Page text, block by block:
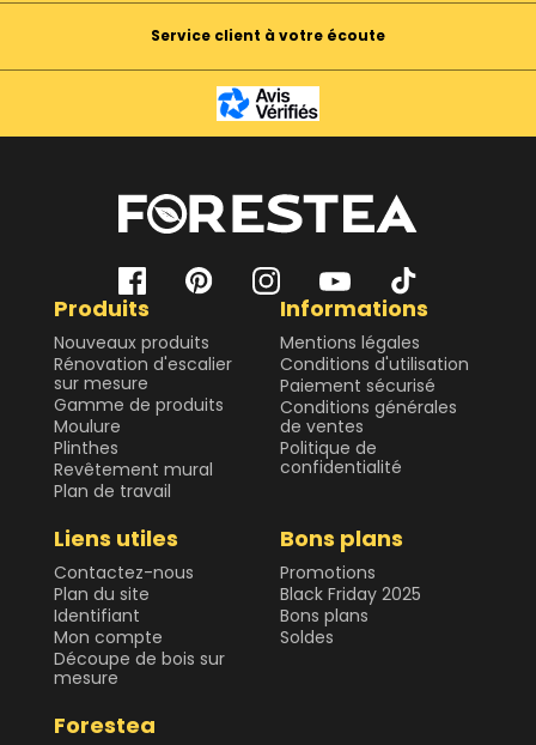
Service client à votre écoute
Produits
Nouveaux produits
Rénovation d'escalier
sur mesure
Gamme de produits
Moulure
Plinthes
Revêtement mural
Plan de travail
Informations
Mentions légales
Conditions d'utilisation
Paiement sécurisé
Conditions générales
de ventes
Politique de
confidentialité
Liens utiles
Contactez-nous
Plan du site
Identifiant
Mon compte
Découpe de bois sur
mesure
Bons plans
Promotions
Black Friday 2025
Bons plans
Soldes
Forestea